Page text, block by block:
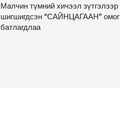
Малчин түмний хичээл зүтгэлээр
шигшигдсэн “САЙНЦАГААН” омог
батлагдлаа